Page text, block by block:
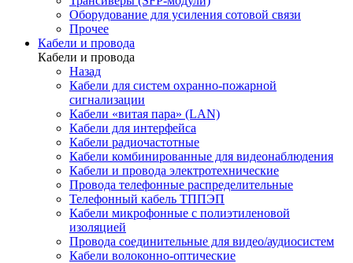
Оборудование для усиления сотовой связи
Прочее
Кабели и провода
Кабели и провода
Назад
Кабели для систем охранно-пожарной
сигнализации
Кабели «витая пара» (LAN)
Кабели для интерфейса
Кабели радиочастотные
Кабели комбинированные для видеонаблюдения
Кабели и провода электротехнические
Провода телефонные распределительные
Телефонный кабель ТППЭП
Кабели микрофонные с полиэтиленовой
изоляцией
Провода соединительные для видео/аудиосистем
Кабели волоконно-оптические